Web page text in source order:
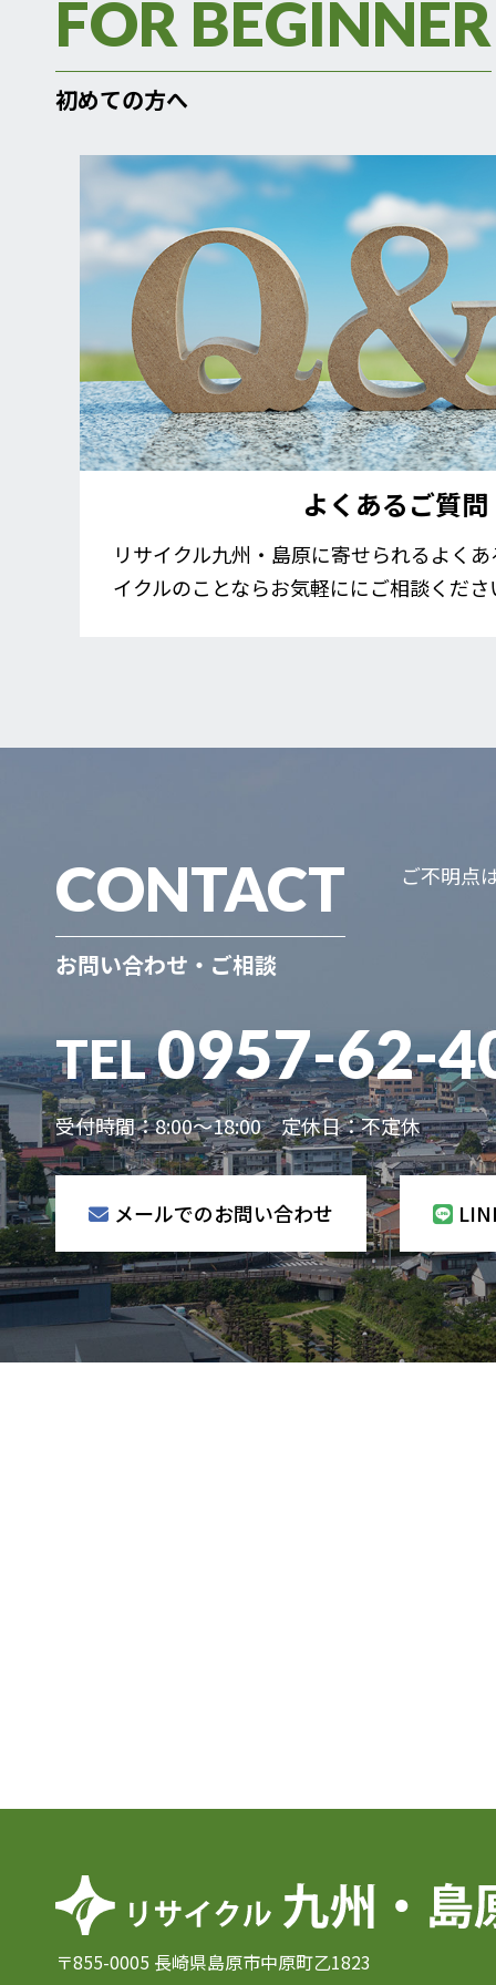
FOR BEGINNER
初めての方へ
よくあるご質問
リサイクル九州・島原に寄せられるよく
イクルのことならお気軽ににご相談くださ
CONTACT
お問い合わせ・ご相談
ご不明点
TEL0957-62-
受付時間：8:00～18:00 定休日：不定休
メールでのお問い合わせ
〒855-0005 長崎県島原市中原町乙1823